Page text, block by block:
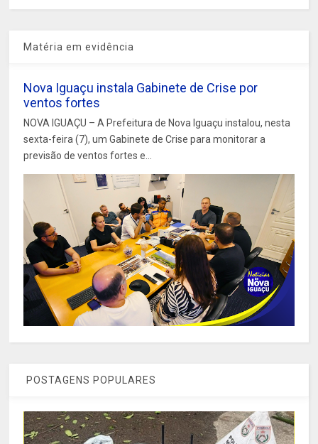
Matéria em evidência
Nova Iguaçu instala Gabinete de Crise por
ventos fortes
NOVA IGUAÇU – A Prefeitura de Nova Iguaçu instalou, nesta
sexta-feira (7), um Gabinete de Crise para monitorar a
previsão de ventos fortes e...
POSTAGENS POPULARES